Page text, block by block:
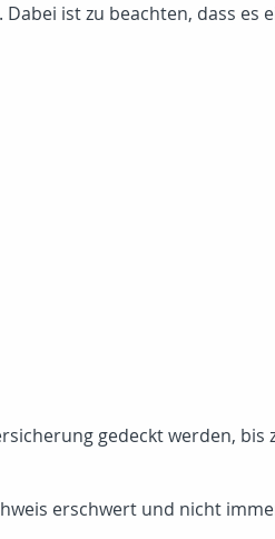
ist zu beachten, dass es
gedeckt werden, bis
erschwert und nicht